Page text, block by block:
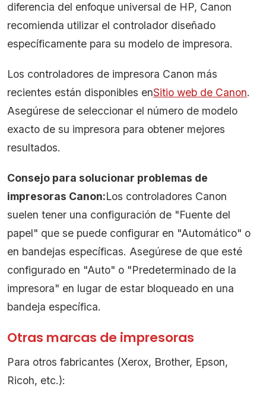
diferencia del enfoque universal de HP, Canon
recomienda utilizar el controlador diseñado
específicamente para su modelo de impresora.
Los controladores de impresora Canon más
recientes están disponibles enSitio web de Canon.
Asegúrese de seleccionar el número de modelo
exacto de su impresora para obtener mejores
resultados.
Consejo para solucionar problemas de
impresoras Canon:Los controladores Canon
suelen tener una configuración de "Fuente del
papel" que se puede configurar en "Automático" o
en bandejas específicas. Asegúrese de que esté
configurado en "Auto" o "Predeterminado de la
impresora" en lugar de estar bloqueado en una
bandeja específica.
Otras marcas de impresoras
Para otros fabricantes (Xerox, Brother, Epson,
Ricoh, etc.):